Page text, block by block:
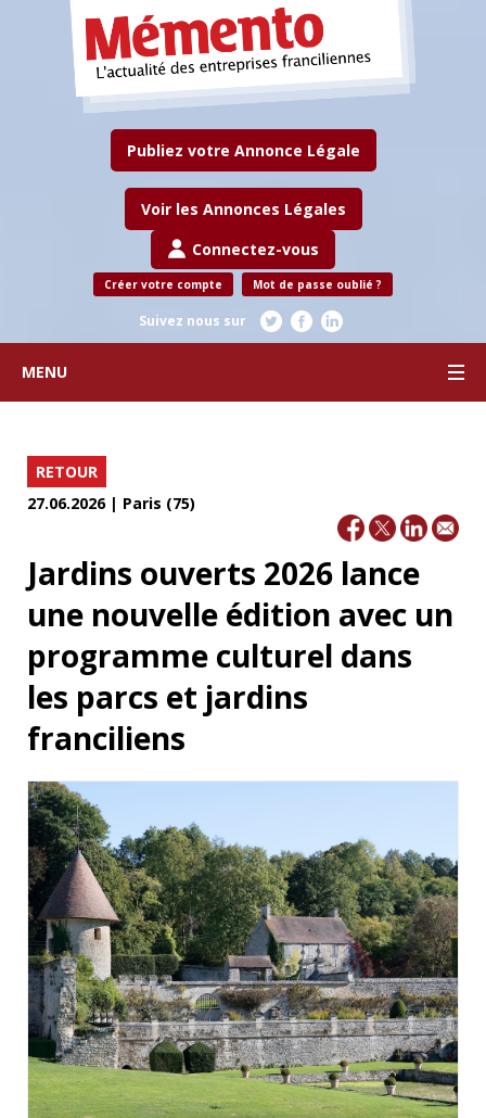
Publiez votre Annonce Légale
Voir les Annonces Légales
Connectez-vous
Créer votre compte Mot de passe oublié ?
Suivez nous sur
MENU
RETOUR
27.06.2026 | Paris (75)
Jardins ouverts 2026 lance
une nouvelle édition avec un
programme culturel dans
les parcs et jardins
franciliens